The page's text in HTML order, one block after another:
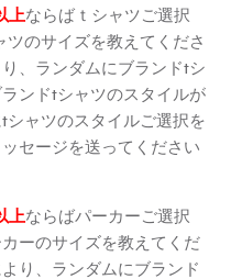
上ならばｔシャツご選択
のサイズを教えてくださ
、ランダムにブランドtシ
ンドtシャツのスタイルが
ャツのスタイルご選択を
セージを送ってください
上ならばパーカーご選択
ーのサイズを教えてくだ
り、ランダムにブランド